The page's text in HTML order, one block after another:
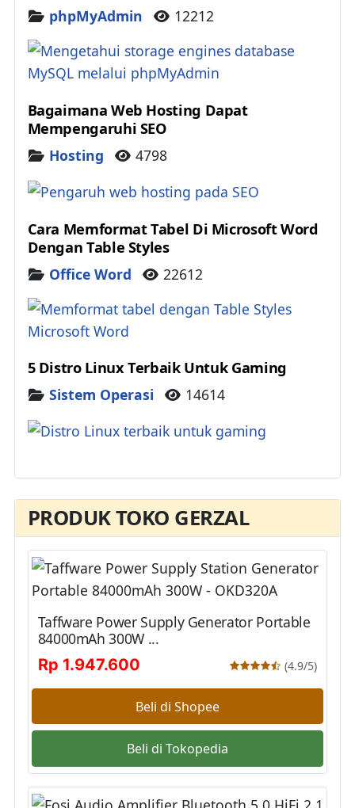
Details
phpMyAdmin 12212
Bagaimana Web Hosting Dapat
Mempengaruhi SEO
DetailsHosting 4798
Cara Memformat Tabel Di Microsoft Word
Dengan Table Styles
DetailsOffice Word 22612
5 Distro Linux Terbaik Untuk Gaming
Details
Sistem Operasi 14614
PRODUK TOKO GERZAL
Taffware Power Supply Generator Portable
84000mAh 300W ...
Rp 1.947.600
(4.9/5)
Beli di Shopee
Beli di Tokopedia